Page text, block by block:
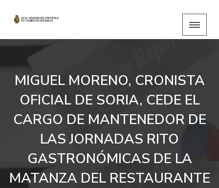
MIGUEL MORENO, CRONISTA
OFICIAL DE SORIA, CEDE EL
CARGO DE MANTENEDOR DE
LAS JORNADAS RITO
GASTRONÓMICAS DE LA
MATANZA DEL RESTAURANTE